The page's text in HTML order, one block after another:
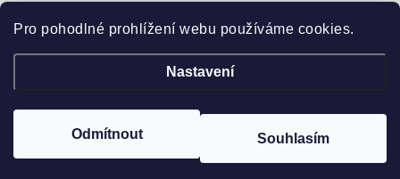
Pro pohodlné prohlížení webu používáme cookies.
Nastavení
Odmítnout Souhlasím
Z
Informace pro vás
Obchodní podmínky
Poučení o právu na odstoupení od smlouvy
Vytvořil Shoptet
Copyright 2026České krystaly . Všechna práva vyhrazena.